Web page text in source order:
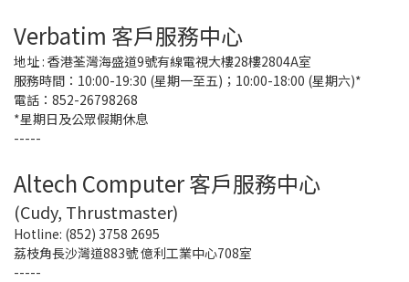
Verbatim 客戶服務中心
地址 : 香港荃灣海盛道9號有線電視大樓28樓2804A室
服務時間：10:00-19:30 (星期一至五)；10:00-18:00 (星期六)*
電話：852-26798268
*星期日及公眾假期休息
-----
Altech Computer 客戶服務中心
(Cudy, Thrustmaster)
Hotline: (852) 3758 2695
荔枝角長沙灣道883號 億利工業中心708室
-----